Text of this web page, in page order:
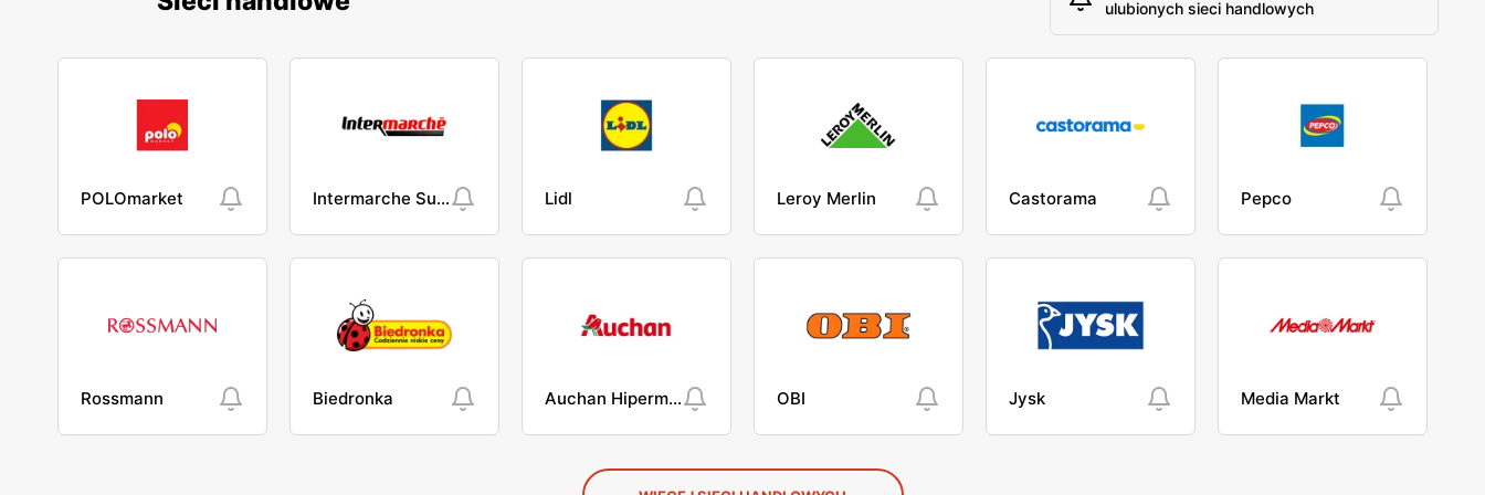
ulubionych sieci handlowych
POLOmarket Intermarche Super Lidl Leroy Merlin Castorama Pepco
Rossmann Biedronka Auchan Hipermarket OBI Jysk Media Markt